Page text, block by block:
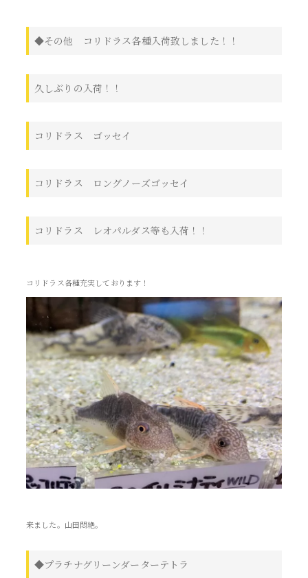
◆その他 コリドラス各種入荷致しました！！
久しぶりの入荷！！
コリドラス ゴッセイ
コリドラス ロングノーズゴッセイ
コリドラス レオパルダス等も入荷！！
コリドラス各種充実しております！
来ました。山田悶絶。
◆プラチナグリーンダーターテトラ